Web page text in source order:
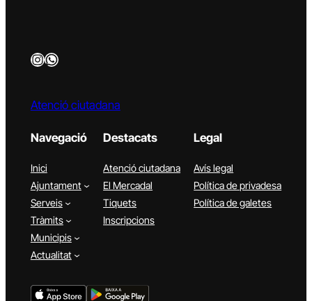
InstagramWhatsApp
Atenció ciutadana
Navegació
Inici
Ajuntament
Serveis
Tràmits
Municipis
Actualitat
Destacats
Atenció ciutadana
El Mercadal
Tiquets
Inscripcions
Legal
Avís legal
Política de privadesa
Política de galetes